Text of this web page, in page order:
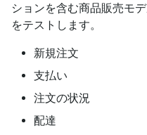
ションを含む商品販売モ
をテストします。
新規注文
支払い
注文の状況
配達